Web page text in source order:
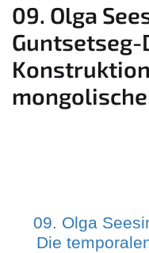
09. Olga
09. Olga
Die